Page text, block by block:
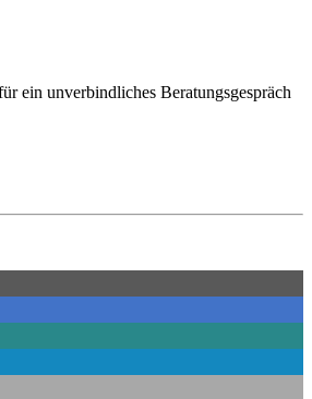
ein unverbindliches Beratungsgespräch